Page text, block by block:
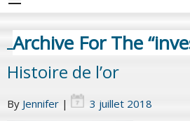
Archive For The
Histoire de l’or
By Jennifer | 3 juillet 2018